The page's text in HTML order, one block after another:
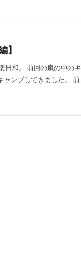
】
日和。 前回の嵐の中のキ
ャンプしてきました。 前